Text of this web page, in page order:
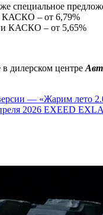
специальное
КАСКО – от 6,79%
и КАСКО – от 5,65%
дилерском центре
— «Жарим лето
2026 EXEED